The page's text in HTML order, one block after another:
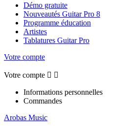
Démo gratuite
Nouveautés Guitar Pro 8
Programme éducation
Artistes
Tablatures Guitar Pro
Votre compte
Votre compte  
Informations personnelles
Commandes
Arobas Music